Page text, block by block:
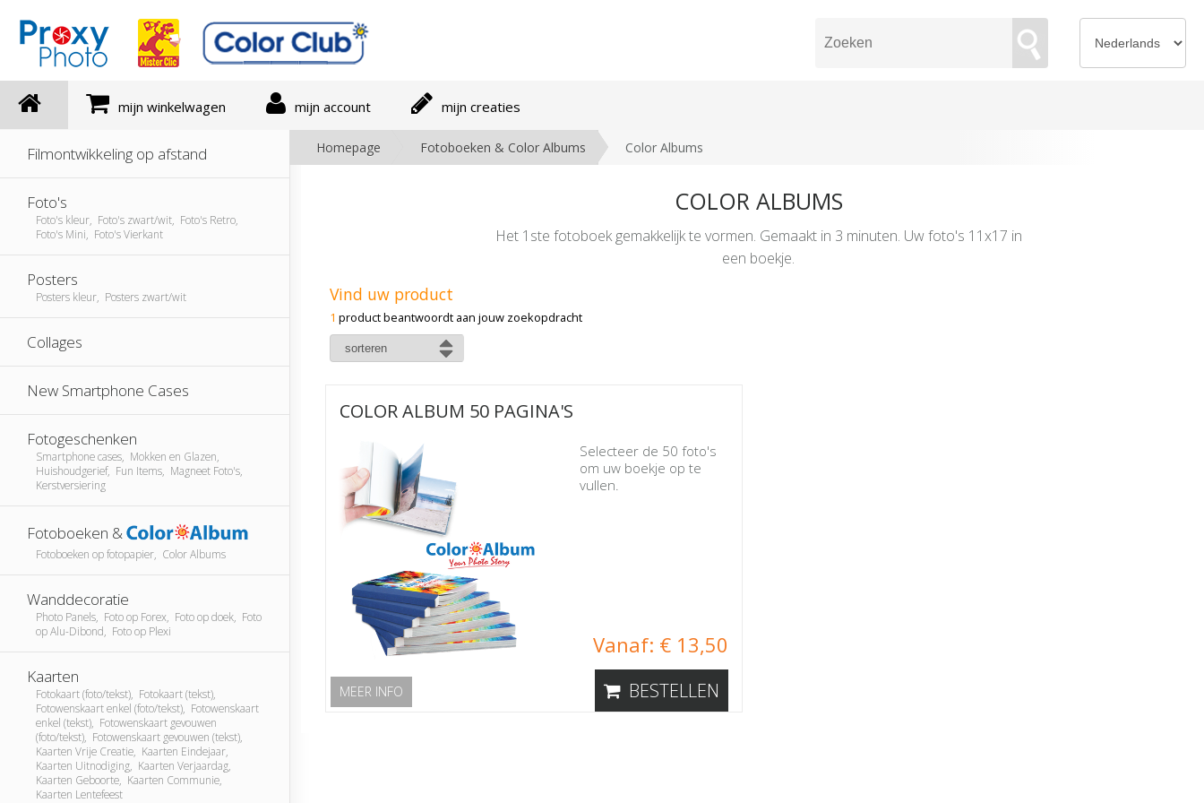
mijn winkelwagen mijn account mijn creaties
Filmontwikkeling op afstand
Foto's
Foto's kleur, Foto's zwart/wit, Foto's Retro,
Foto's Mini, Foto's Vierkant
Posters
Posters kleur, Posters zwart/wit
Collages
New Smartphone Cases
Fotogeschenken
Smartphone cases, Mokken en Glazen,
Huishoudgerief, Fun Items, Magneet Foto's,
Kerstversiering
Fotoboeken &
Fotoboeken op fotopapier, Color Albums
Wanddecoratie
Photo Panels, Foto op Forex, Foto op doek, Foto
op Alu-Dibond, Foto op Plexi
Kaarten
Fotokaart (foto/tekst), Fotokaart (tekst),
Fotowenskaart enkel (foto/tekst), Fotowenskaart
enkel (tekst), Fotowenskaart gevouwen
(foto/tekst), Fotowenskaart gevouwen (tekst),
Kaarten Vrije Creatie, Kaarten Eindejaar,
Kaarten Uitnodiging, Kaarten Verjaardag,
Kaarten Geboorte, Kaarten Communie,
Kaarten Lentefeest
Homepage Fotoboeken & Color Albums Color Albums
COLOR ALBUMS
Het 1ste fotoboek gemakkelijk te vormen. Gemaakt in 3 minuten. Uw foto's 11x17 in
een boekje.
Vind uw product
1 product beantwoordt aan jouw zoekopdracht
COLOR ALBUM 50 PAGINA'S
Selecteer de 50 foto's
om uw boekje op te
vullen.
MEER INFO
Vanaf: € 13,50
BESTELLEN